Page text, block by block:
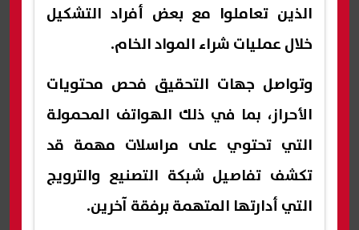
الذين تعاملوا مع بعض أفراد التشكيل
خلال عمليات شراء المواد الخام.
وتواصل جهات التحقيق فحص محتويات
الأحراز، بما في ذلك الهواتف المحمولة
التي تحتوي على مراسلات مهمة قد
تكشف تفاصيل شبكة التصنيع والترويج
التي أدارتها المتهمة برفقة آخرين.